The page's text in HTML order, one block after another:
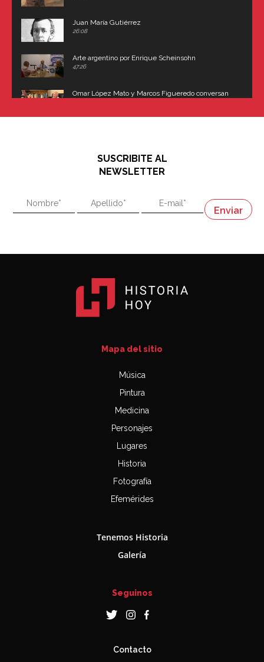
Juan María Gutiérrez
26:08
Arte argentino por Enrique Scheinsohn
47:26
Omar López Mato y Marcos Figueredo conversan
"En política, la estupidez no es una desventaja"
"En política, la estupidez no es una desventaja"
Napoleón
SUSCRIBITE AL
NEWSLETTER
Mapa del sitio
Música
Pintura
Medicina
Personajes
Lugares
Historia
Fotografía
Efemérides
Tenemos Historia
Galería
Seguinos
Contacto